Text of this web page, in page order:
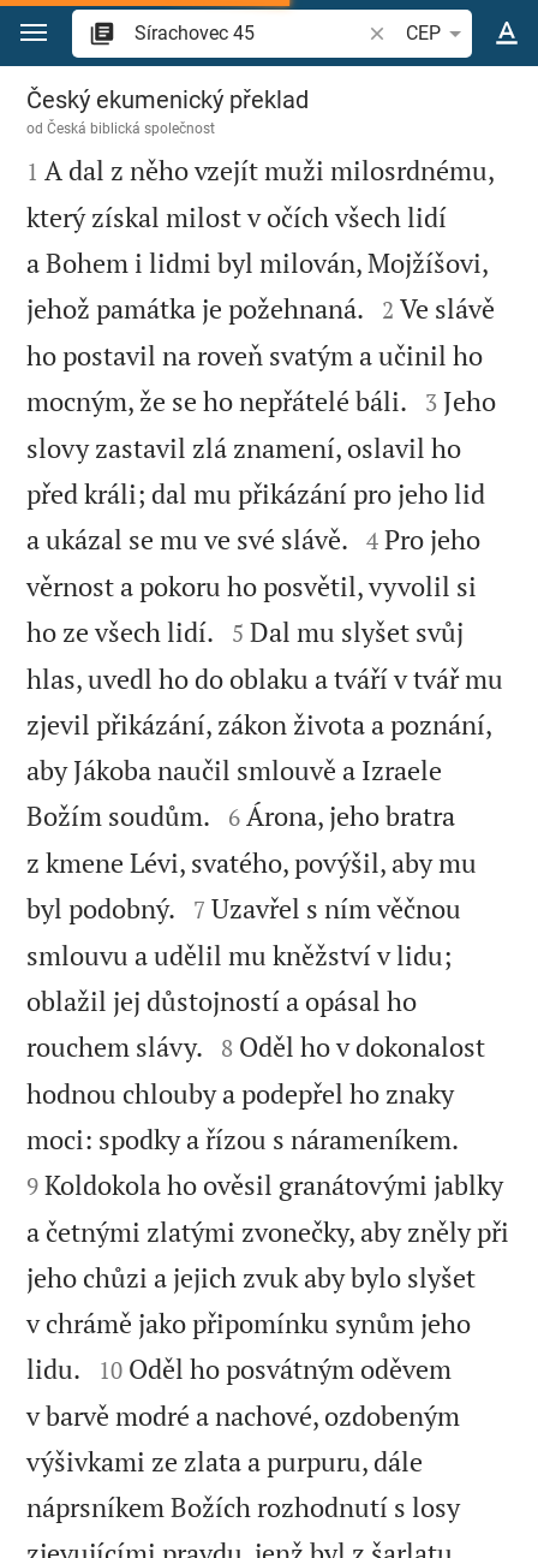
Přejít na obsah
Vyhledat biblický
CEP
Sírachovec 45
Český ekumenický překlad
odČeská biblická společnost

1 A dal z něho vzejít muži milosrdnému,
který získal milost v očích všech lidí
a Bohem i lidmi byl milován, Mojžíšovi,
jehož památka je požehnaná. 

2 Ve slávě
ho postavil na roveň svatým a učinil ho
mocným, že se ho nepřátelé báli. 

3 Jeho
slovy zastavil zlá znamení, oslavil ho
před králi; dal mu přikázání pro jeho lid
a ukázal se mu ve své slávě. 

4 Pro jeho
věrnost a pokoru ho posvětil, vyvolil si
ho ze všech lidí. 

5 Dal mu slyšet svůj
hlas, uvedl ho do oblaku a tváří v tvář mu
zjevil přikázání, zákon života a poznání,
aby Jákoba naučil smlouvě a Izraele
Božím soudům. 

6 Árona, jeho bratra
z kmene Lévi, svatého, povýšil, aby mu
byl podobný. 

7 Uzavřel s ním věčnou
smlouvu a udělil mu kněžství v lidu;
oblažil jej důstojností a opásal ho
rouchem slávy. 

8 Oděl ho v dokonalost
hodnou chlouby a podepřel ho znaky
moci: spodky a řízou s nárameníkem.
9 Koldokola ho ověsil granátovými jablky
a četnými zlatými zvonečky, aby zněly při
jeho chůzi a jejich zvuk aby bylo slyšet
v chrámě jako připomínku synům jeho
lidu.


10 Oděl ho posvátným oděvem
v barvě modré a nachové, ozdobeným
výšivkami ze zlata a purpuru, dále
náprsníkem Božích rozhodnutí s losy